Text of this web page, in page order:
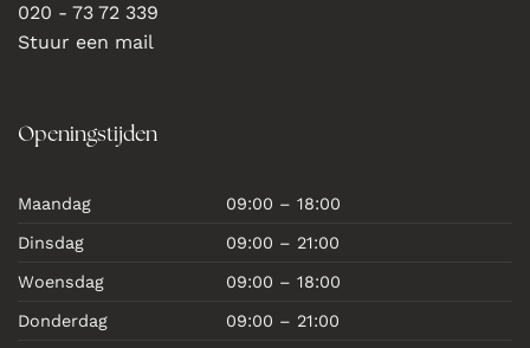
020 - 73 72 339
Stuur een mail
Openingstijden
Maandag 09:00 – 18:00
Dinsdag 09:00 – 21:00
Woensdag 09:00 – 18:00
Donderdag 09:00 – 21:00